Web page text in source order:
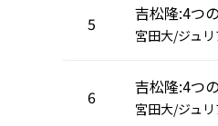
5
宮田大/ジュ
6 吉松隆:4つ
宮田大/ジュ